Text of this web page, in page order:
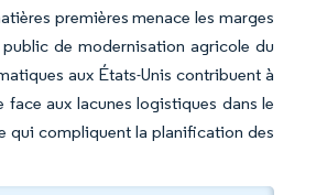
premières menace les marges
de modernisation agricole du
aux États-Unis contribuent à
aux lacunes logistiques dans le
qui compliquent la planification des